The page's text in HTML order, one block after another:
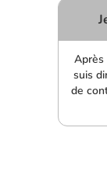
Après
suis
de